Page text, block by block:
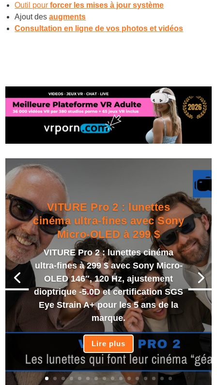
Outil pourforcer les mises à jour système
Ajout desaugments
Consultation en ligne de vos photos et vidéos
VITURE Pro 2 : lunettes
cinéma ultra-fines avec Sony
Micro-OLED à 299 $
VITURE Pro 2 : lunettes cinéma
ultra-fines à 299 $ avec Sony Micro-
OLED 146″, 120 Hz, ajustement
dioptrique -5.0D et certification SGS
Eye Strain A+ pour les 5 ans de la
marque.
Lire plus